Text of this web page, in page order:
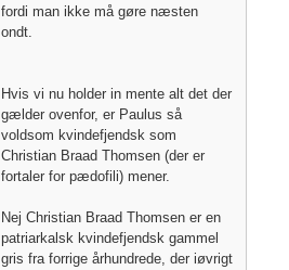
fordi man ikke må gøre næsten
ondt.
Hvis vi nu holder in mente alt det der
gælder ovenfor, er Paulus så
voldsom kvindefjendsk som
Christian Braad Thomsen (der er
fortaler for pædofili) mener.
Nej Christian Braad Thomsen er en
patriarkalsk kvindefjendsk gammel
gris fra forrige århundrede, der iøvrigt